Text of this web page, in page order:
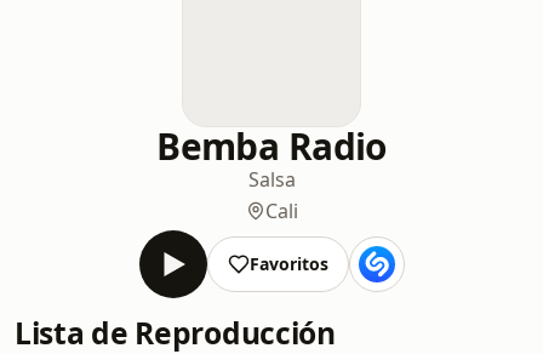
Bemba Radio
Salsa
Cali
Favoritos
Lista de Reproducción